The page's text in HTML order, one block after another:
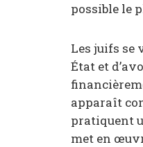
possible le
Les juifs se
État et
apparaît
pratiquent
met en